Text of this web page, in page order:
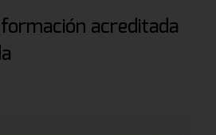
formación acreditada